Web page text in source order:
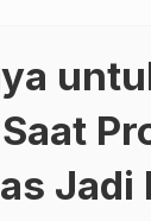
Jadi